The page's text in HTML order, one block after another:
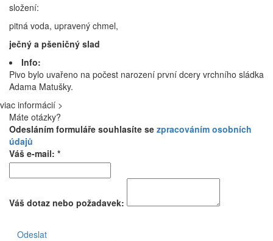
složení:
pitná voda, upravený chmel,
ječný a pšeničný slad
Info:
Pivo bylo uvařeno na počest narození první dcery vrchního sládka
Adama Matušky.
viac informácií >
Máte otázky?
Odesláním formuláře souhlasíte se zpracováním osobních
údajů
Váš e-mail: *
Váš dotaz nebo požadavek:
Odeslat